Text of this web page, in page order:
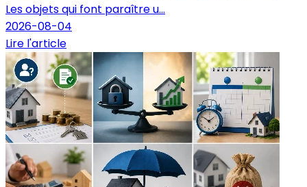
Les objets qui font paraître u...
2026-08-04
Lire l'article